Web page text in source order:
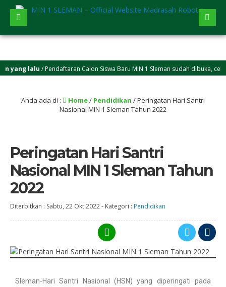
lalu/ Pendaftaran Calon Siswa Baru MIN 1 Sleman sudah dibuka, cek di
Anda ada di : Home/ Pendidikan /Peringatan Hari Santri
Nasional MIN 1 Sleman Tahun 2022
Peringatan Hari Santri
Nasional MIN 1 Sleman Tahun
2022
Diterbitkan : Sabtu, 22 Okt 2022- Kategori : Pendidikan
Sleman-Hari Santri Nasional (HSN) yang diperingati pada